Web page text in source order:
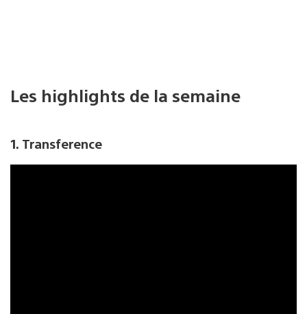
Les highlights de la semaine
1. Transference